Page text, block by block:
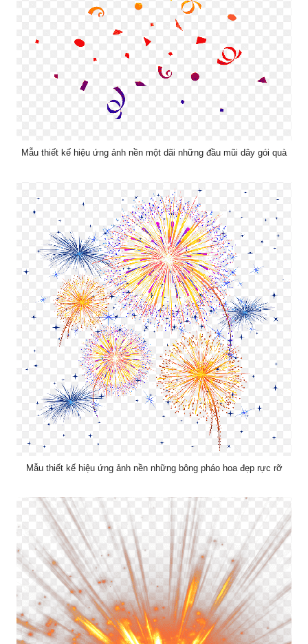
Mẫu thiết kế hiệu ứng ảnh nền một dãi những đầu mũi dây gói quà
Mẫu thiết kế hiệu ứng ảnh nền những bông pháo hoa đẹp rực rỡ